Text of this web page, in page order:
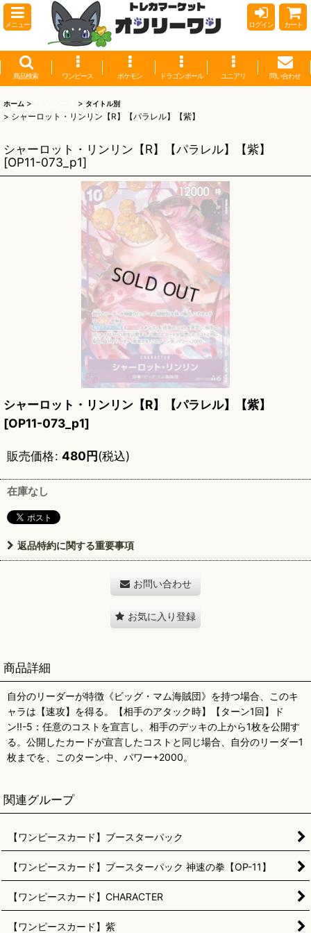
メニュー ログイン カート
商品検索 ワンピース ポケモン ドラゴンボール ユニアリ 問い合わせ
ホーム > > タイトル別
> シャーロット・リンリン【R】【パラレル】【紫】
シャーロット・リンリン【R】【パラレル】【紫】
[OP11-073_p1]
シャーロット・リンリン【R】【パラレル】【紫】
[OP11-073_p1]
販売価格: 480円(税込)
在庫なし
返品特約に関する重要事項
お問い合わせ
お気に入り登録
商品詳細
自分のリーダーが特徴《ビッグ・マム海賊団》を持つ場合、このキ
ャラは【速攻】を得る。【相手のアタック時】【ターン1回】ド
ン!!-5：任意のコストを宣言し、相手のデッキの上から1枚を公開す
る。公開したカードが宣言したコストと同じ場合、自分のリーダー1
枚までを、このターン中、パワー+2000。
関連グループ
【ワンピースカード】ブースターパック
【ワンピースカード】ブースターパック 神速の拳【OP-11】
【ワンピースカード】CHARACTER
【ワンピースカード】紫